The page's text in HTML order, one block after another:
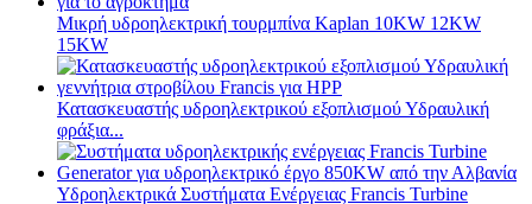
Μικρή υδροηλεκτρική τουρμπίνα Kaplan 10KW 12KW
15KW
Κατασκευαστής υδροηλεκτρικού εξοπλισμού Υδραυλική
φράξια...
Υδροηλεκτρικά Συστήματα Ενέργειας Francis Turbine